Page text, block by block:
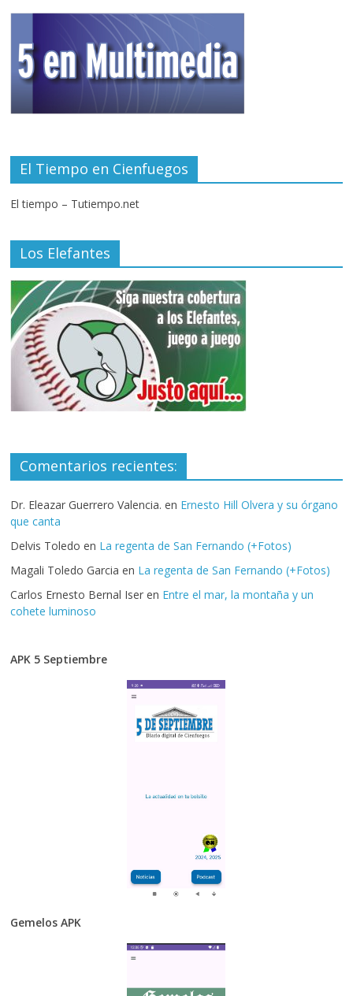
El Tiempo en Cienfuegos
El tiempo – Tutiempo.net
Los Elefantes
Comentarios recientes:
Dr. Eleazar Guerrero Valencia. en Ernesto Hill Olvera y su órgano
que canta
Delvis Toledo en La regenta de San Fernando (+Fotos)
Magali Toledo Garcia en La regenta de San Fernando (+Fotos)
Carlos Ernesto Bernal Iser en Entre el mar, la montaña y un
cohete luminoso
APK 5 Septiembre
Gemelos APK